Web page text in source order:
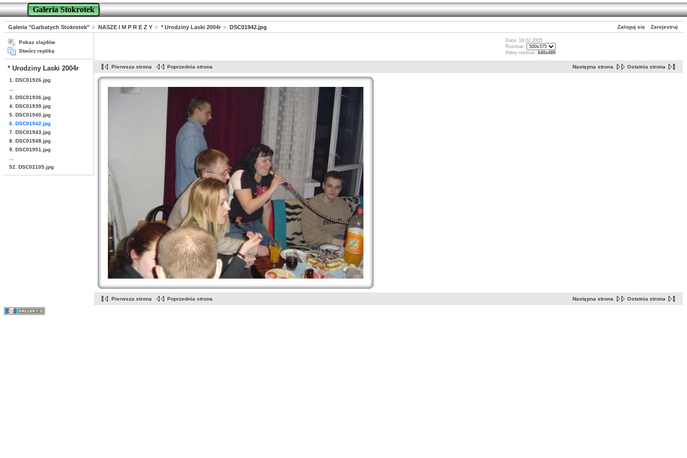
Galeria Stokrotek
Zaloguj się Zarejestruj
Galeria "Garbatych Stokrotek" NASZE I M P R E Z Y * Urodziny Laski 2004r DSC01942.jpg
Pokaz slajdów
Stwórz replikę
* Urodziny Laski 2004r
1. DSC01926.jpg
3. DSC01936.jpg
4. DSC01939.jpg
5. DSC01940.jpg
6. DSC01942.jpg
7. DSC01943.jpg
8. DSC01948.jpg
9. DSC01951.jpg
52. DSC02105.jpg
Data: 18.02.2005
Rozmiar:
Pełny rozmiar: 640x480
Następna strona Ostatnia strona
Pierwsza strona Poprzednia strona
Następna strona Ostatnia strona
Pierwsza strona Poprzednia strona